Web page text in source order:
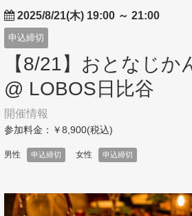
2025/8/21(木) 19:00 ～ 21:00
申込締切
【8/21】おとなじか
@ LOBOS日比谷
開催情報
参加料金：￥8,900(税込)
男性 申込締切 女性 申込締切